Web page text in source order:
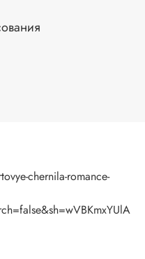
chernila-romance-